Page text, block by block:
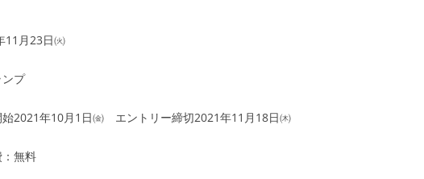
11月23日㈫
プ
2021年10月1日㈮ エントリー締切2021年11月18日㈭
無料